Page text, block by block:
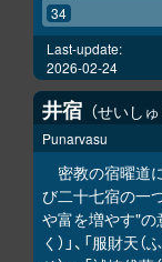
34
Last-update:
2026-02-24
井宿 せいしゅ
Punarvasu
密教の宿曜道
び二十七宿の一
や富を増やす"の
く）」、「服財天